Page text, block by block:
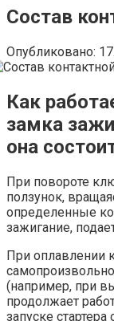
Состав
Опубликовано:
Как
замка
она
При повороте
ползунок,
определенные
зажигание,
При оплавлении
(например, при
продолжает
запуске